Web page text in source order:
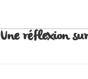
Une réflexion